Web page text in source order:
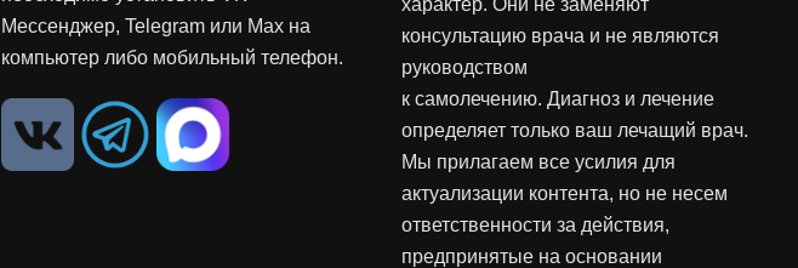
Мессенджер, Telegram или Max на
компьютер либо мобильный телефон.
характер. Они не заменяют
консультацию врача и не являются
руководством
к самолечению. Диагноз и лечение
определяет только ваш лечащий врач.
Мы прилагаем все усилия для
актуализации контента, но не несем
ответственности за действия,
предпринятые на основании